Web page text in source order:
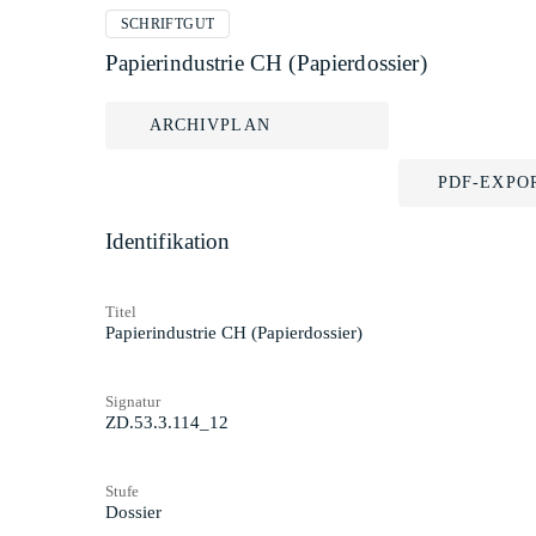
SCHRIFTGUT
Papierindustrie CH (Papierdossier)
ARCHIVPLAN
PDF-
Identifikation
Titel
Papierindustrie CH (Papierdossier)
Signatur
ZD.53.3.114_12
Stufe
Dossier